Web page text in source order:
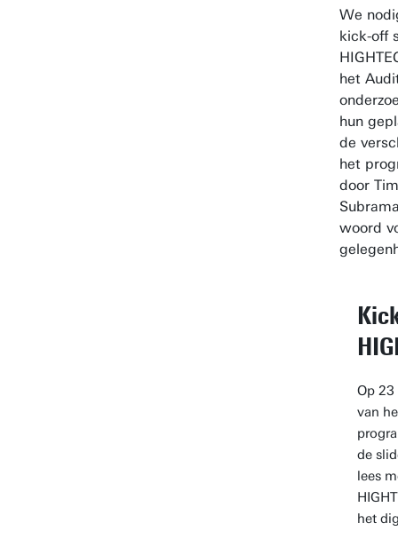
We
kick-off
het
hun
de
het
door
woord
Op
van
de
lees
het